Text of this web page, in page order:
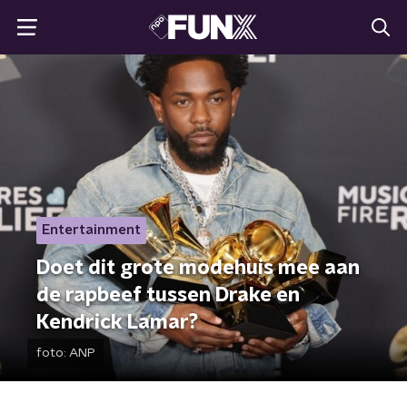
Entertainment
Doet dit grote modehuis mee aan
de rapbeef tussen Drake en
Kendrick Lamar?
foto: ANP